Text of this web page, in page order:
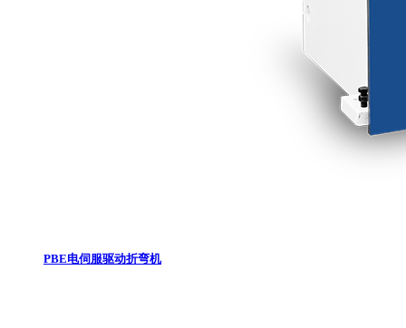
PBE电伺服驱动折弯机